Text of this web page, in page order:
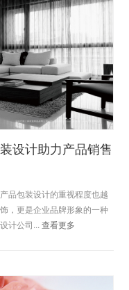
设计助力产品销售
品包装设计的重视程度也越
，更是企业品牌形象的一种
计公司...查看更多